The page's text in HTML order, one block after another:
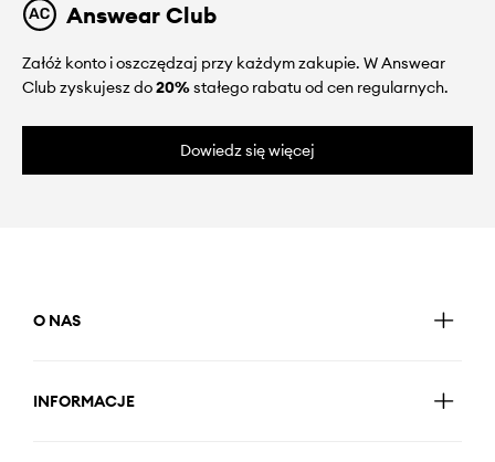
Answear Club
Załóż konto i oszczędzaj przy każdym zakupie. W Answear
Club zyskujesz do20%stałego rabatu od cen regularnych.
Dowiedz się więcej
O NAS
INFORMACJE